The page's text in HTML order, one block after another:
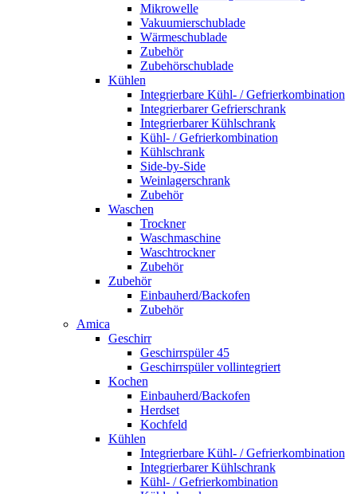
Mikrowelle
Vakuumierschublade
Wärmeschublade
Zubehör
Zubehörschublade
Kühlen
Integrierbare Kühl- / Gefrierkombination
Integrierbarer Gefrierschrank
Integrierbarer Kühlschrank
Kühl- / Gefrierkombination
Kühlschrank
Side-by-Side
Weinlagerschrank
Zubehör
Waschen
Trockner
Waschmaschine
Waschtrockner
Zubehör
Zubehör
Einbauherd/Backofen
Zubehör
Amica
Geschirr
Geschirrspüler 45
Geschirrspüler vollintegriert
Kochen
Einbauherd/Backofen
Herdset
Kochfeld
Kühlen
Integrierbare Kühl- / Gefrierkombination
Integrierbarer Kühlschrank
Kühl- / Gefrierkombination